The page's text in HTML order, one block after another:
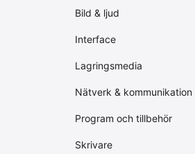
Bild & ljud
Interface
Lagringsmedia
Nätverk & kommunikation
Program och tillbehör
Skrivare